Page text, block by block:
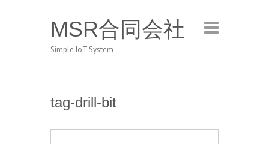
MSR合同会社
Simple IoT System
tag-drill-bit